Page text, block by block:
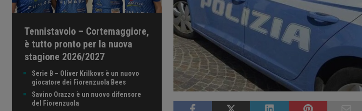
Tennistavolo – Cortemaggiore,
è tutto pronto per la nuova
stagione 2026/2027
Serie B – Oliver Krilkovs è un nuovo
giocatore dei Fiorenzuola Bees
Savino Orazzo è un nuovo difensore
del Fiorenzuola